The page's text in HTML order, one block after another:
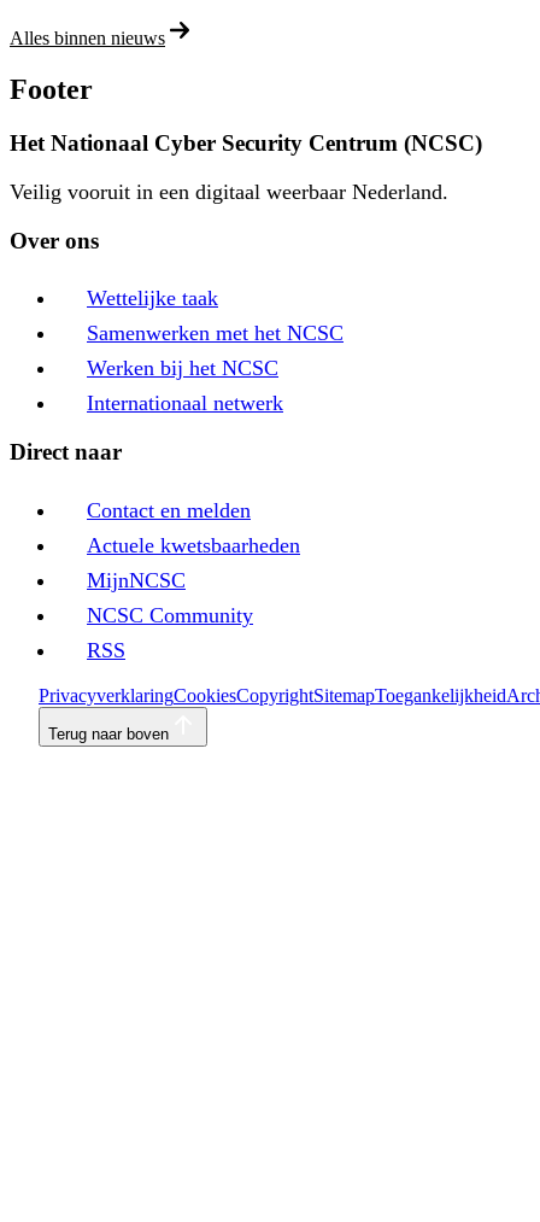
Alles binnen nieuws
Footer
Het Nationaal Cyber Security Centrum (NCSC)
Veilig vooruit in een digitaal weerbaar Nederland.
Over ons
Wettelijke taak
Samenwerken met het NCSC
Werken bij het NCSC
Internationaal netwerk
Direct naar
Contact en melden
Actuele kwetsbaarheden
MijnNCSC
NCSC Community
RSS
PrivacyverklaringCookiesCopyrightSitemapToegankelijkheid
Terug naar boven